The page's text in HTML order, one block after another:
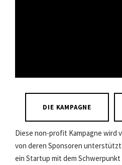
DIE KAMPAGNE
Diese non-profit Kampagne wird
von deren Sponsoren
ein Startup mit dem